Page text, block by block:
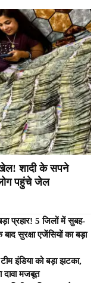
खेल! शादी के सपने
पहुंचे जेल
प्रहार! 5 जिलों में सुबह-
सुरक्षा एजेंसियों का बड़ा
इंडिया को बड़ा झटका,
दावा मजबूत